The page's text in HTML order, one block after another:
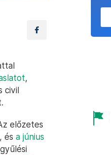
,
civil
előzetes
és a június